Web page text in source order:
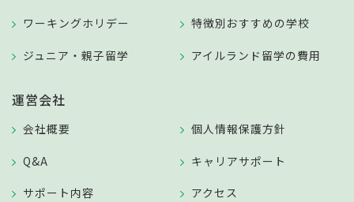
ワーキングホリデー
ジュニア・親子留学
特徴別おすすめの学校
アイルランド留学の費用
運営会社
会社概要
Q&A
サポート内容
個人情報保護方針
キャリアサポート
アクセス